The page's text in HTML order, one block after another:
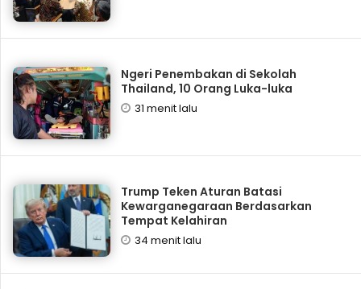
Ngeri Penembakan di Sekolah
Thailand, 10 Orang Luka-luka
31 menit lalu
Trump Teken Aturan Batasi
Kewarganegaraan Berdasarkan
Tempat Kelahiran
34 menit lalu